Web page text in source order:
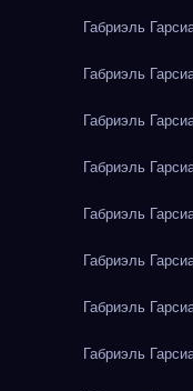
Габриэль
Габриэль
Габриэль
Габриэль
Габриэль
Габриэль
Габриэль
Габриэль